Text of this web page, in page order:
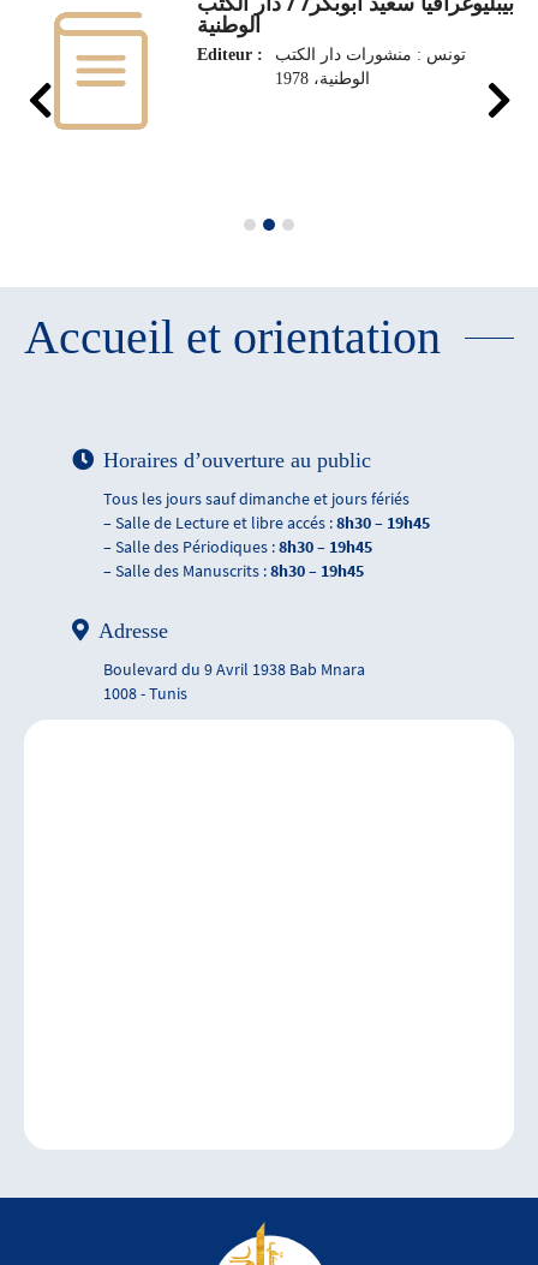
الوطنية
Editeur :
تونس : منشورات دار الكتب
الوطنية، 1978
Accueil et orientation
Horaires d’ouverture au public
Tous les jours sauf dimanche et jours fériés
– Salle de Lecture et libre accés :8h30 – 19h45
– Salle des Périodiques :8h30 – 19h45
– Salle des Manuscrits :8h30 – 19h45
Adresse
Boulevard du 9 Avril 1938 Bab Mnara
1008 - Tunis